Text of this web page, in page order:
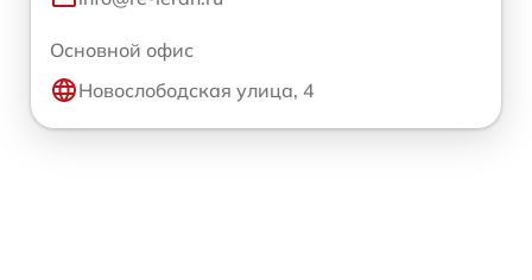
Основной офис
Новослободская улица, 4